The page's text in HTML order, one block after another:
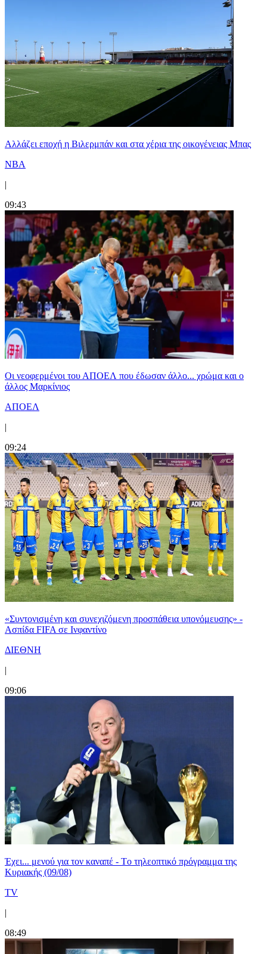
Aλλάζει εποχή η Βιλερμπάν και στα χέρια της οικογένειας Μπας
NBA
|
09:43
Οι νεοφερμένοι του ΑΠΟΕΛ που έδωσαν άλλο... χρώμα και ο
άλλος Μαρκίνιος
ΑΠΟΕΛ
|
09:24
«Συντονισμένη και συνεχιζόμενη προσπάθεια υπονόμευσης» -
Ασπίδα FIFA σε Ινφαντίνο
ΔΙΕΘΝΗ
|
09:06
Έχει... μενού για τον καναπέ - Tο τηλεοπτικό πρόγραμμα της
Κυριακής (09/08)
TV
|
08:49